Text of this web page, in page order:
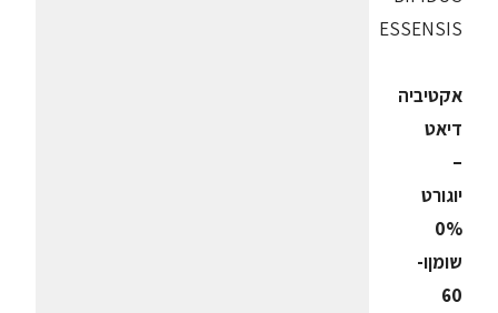
ESSENSIS
אקטיביה
דיאט
–
יוגורט
0%
שומןו-
60